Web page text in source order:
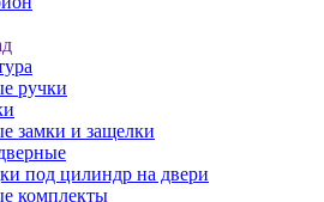
ручки
замки и защелки
под цилиндр на двери
комплекты